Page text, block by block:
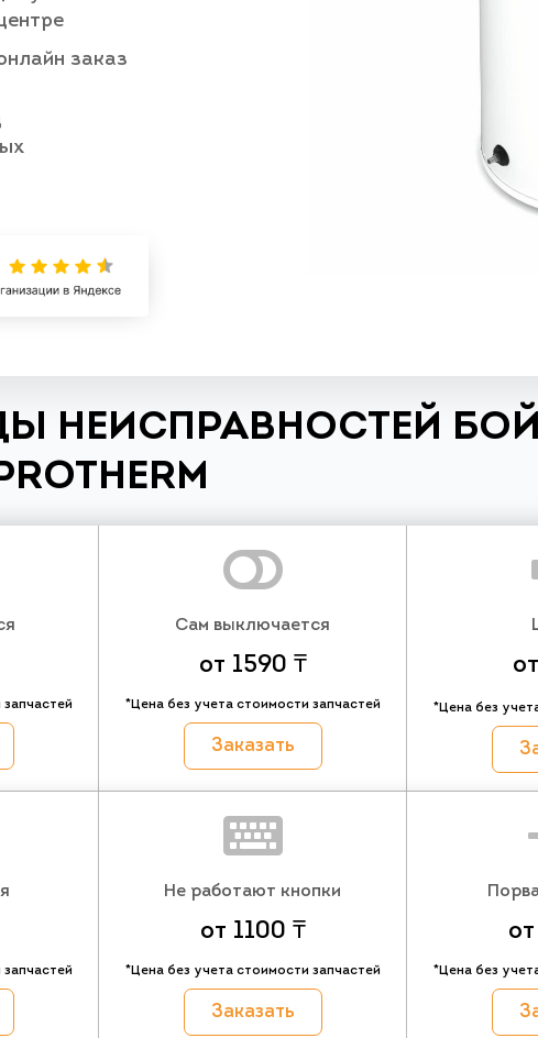
заказ
НЕИСПРАВНОСТЕЙ
Сам выключается
от 1590 ₸
*Цена без учета стоимости запчастей
Заказать
*Цена без
Не работают кнопки
от 1100 ₸
*Цена без учета стоимости запчастей
Заказать
*Цена без